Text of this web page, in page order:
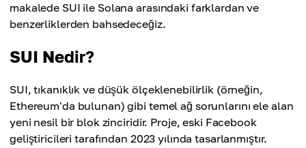
makalede SUI ile Solana arasındaki farklardan ve
benzerliklerden bahsedeceğiz.
SUI Nedir?
SUI, tıkanıklık ve düşük ölçeklenebilirlik (örneğin,
Ethereum'da bulunan) gibi temel ağ sorunlarını ele alan
yeni nesil bir blok zinciridir. Proje, eski Facebook
geliştiricileri tarafından 2023 yılında tasarlanmıştır.